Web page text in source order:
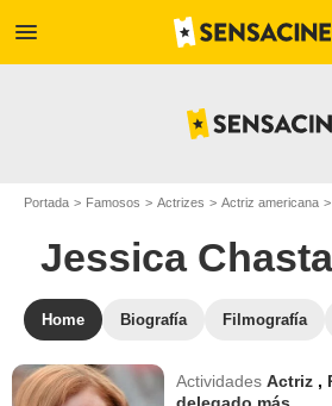
menu
Portada Famosos Actrizes Actriz americana
Jessica
Home Biografía Filmografía
ActividadesActriz ,